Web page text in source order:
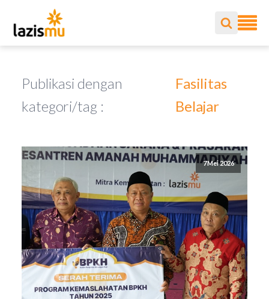
Publikasi dengan
kategori/tag :
Fasilitas
Belajar
7 Mei 2026